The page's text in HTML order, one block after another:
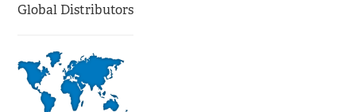
Global Distributors